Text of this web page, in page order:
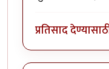
प्रतिसाद